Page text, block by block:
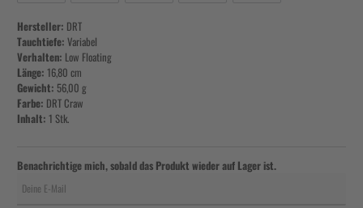
Hersteller: DRT
Tauchtiefe: Variabel
Verhalten: Low Floating
Länge: 16,80 cm
Gewicht: 56,00 g
Farbe: DRT Craw
Inhalt: 1 Stk.
Benachrichtige mich, sobald das Produkt wieder auf Lager ist.